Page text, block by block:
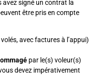
avez signé un contrat la
être pris en compte
avec factures à l’appui)
par le(s) voleur(s)
devez impérativement